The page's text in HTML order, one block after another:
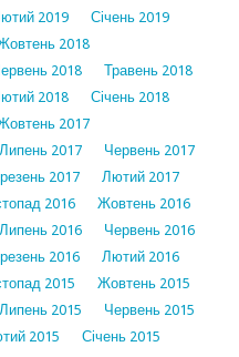
2019
Січень 2019
2018
2018
Травень 2018
2018
Січень 2018
2017
Липень 2017
Червень 2017
2017
Лютий 2017
2016
Жовтень 2016
Липень 2016
Червень 2016
2016
Лютий 2016
2015
Жовтень 2015
Липень 2015
Червень 2015
2015
Січень 2015